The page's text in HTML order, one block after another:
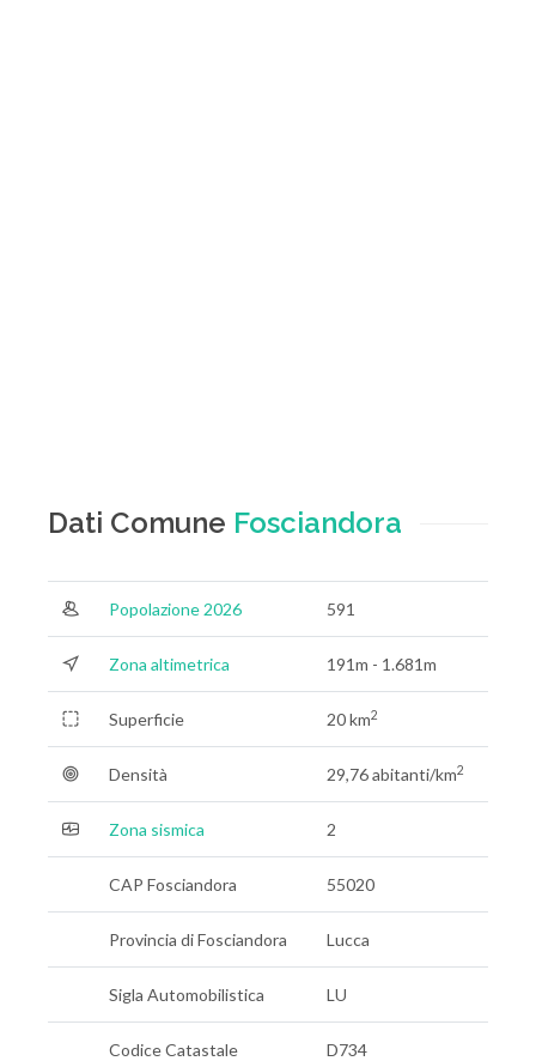
Dati Comune Fosciandora
Popolazione 2026 591
Zona altimetrica 191m - 1.681m
Superficie 20 km2
Densità 29,76 abitanti/km2
Zona sismica 2
CAP Fosciandora 55020
Provincia di Fosciandora Lucca
Sigla Automobilistica LU
Codice Catastale D734